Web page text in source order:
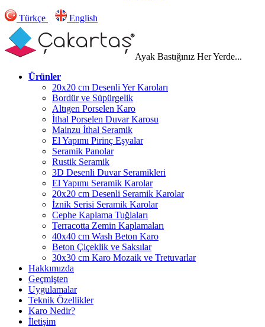
Türkçe English
Ayak Bastığınız Her Yerde...
Ürünler
20x20 cm Desenli Yer Karoları
Bordür ve Süpürgelik
Altıgen Porselen Karo
İthal Porselen Duvar Karosu
Mainzu İthal Seramik
El Yapımı Pirinç Eşyalar
Seramik Panolar
Rustik Seramik
3D Desenli Duvar Seramikleri
El Yapımı Seramik Karolar
20x20 cm Desenli Seramik Karolar
İznik Serisi Seramik Karolar
Cephe Kaplama Tuğlaları
Terracotta Zemin Kaplamaları
40x40 cm Wash Beton Karo
Beton Çiçeklik ve Saksılar
30x30 cm Karo Mozaik ve Tretuvarlar
Hakkımızda
Geçmişten
Uygulamalar
Teknik Özellikler
Karo Nedir?
İletişim